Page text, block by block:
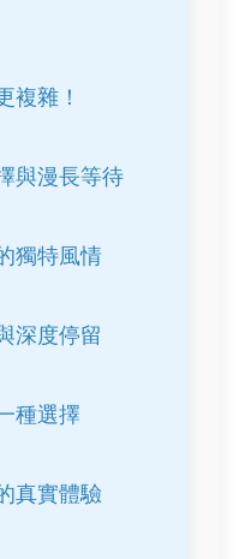
複雜！
與漫長等待
獨特風情
深度停留
種選擇
真實體驗